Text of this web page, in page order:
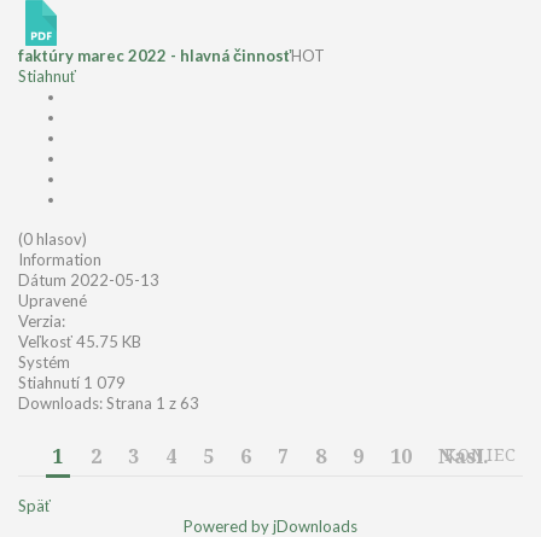
faktúry marec 2022 - hlavná činnosťHOT
Stiahnuť
(0 hlasov)
Information
Dátum 2022-05-13
Upravené
Verzia:
Veľkosť45.75 KB
Systém
Stiahnutí 1 079
Downloads: Strana 1 z 63
1 2 3 4 5 6 7 8 9 10 Nasl.
KONIEC
Späť
Powered by jDownloads